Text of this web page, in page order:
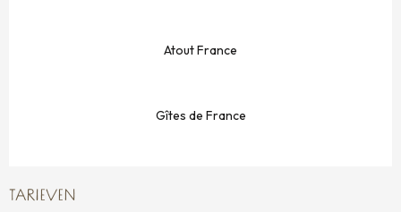
Atout France
Gîtes de France
TARIEVEN